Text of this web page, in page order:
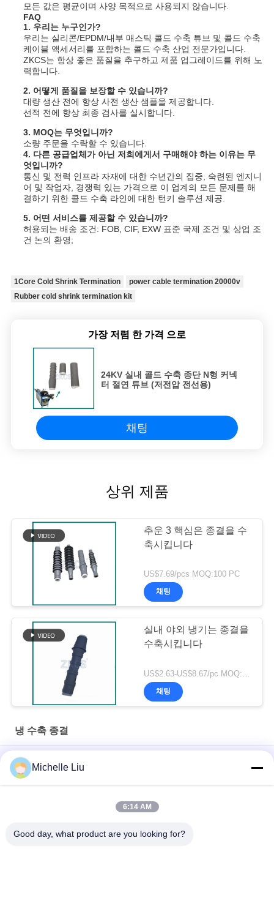
모든 값은 평균이며 사양 목적으로 사용되지 않습니다.
FAQ
1. 우리는 누구인가?
우리는 실리콘/EPDM/내부 매스틱 콜드 수축 튜브 및 콜드 수축
케이블 액세서리를 포함하는 콜드 수축 산업 전문가입니다.
ZKCS는 항상 좋은 품질을 추구하고 제품 업그레이드를 위해 노
력합니다.
2. 어떻게 품질을 보장할 수 있습니까?
대량 생산 전에 항상 사전 생산 샘플을 제공합니다.
선적 전에 항상 최종 검사를 실시합니다.
3. MOQ는 무엇입니까?
소량 주문을 수락할 수 있습니다.
4. 다른 공급업체가 아닌 저희에게서 구매해야 하는 이유는 무
엇입니까?
통신 및 전력 인프라 자재에 대한 수년간의 집중, 숙련된 엔지니
어 및 작업자, 경쟁력 있는 가격으로 이 업계의 모든 문제를 해
결하기 위한 콜드 수축 라인에 대한 턴키 솔루션 제공.
5. 어떤 서비스를 제공할 수 있습니까?
허용되는 배송 조건: FOB, CIF, EXW 표준 국제 조건 및 상업 조
건 논의 환영;
1Core Cold Shrink Termination
power cable termination 20000v
Rubber cold shrink termination kit
가장 저렴 한 가격 으로
24KV 실내 콜드 수축 종단 N형 커넥
터 절연 튜브 (저전압 전선용)
채팅
상위 제품
추운 3 핵심은 종결을 수
축시킵니다
US$7.69/pcs MOQ:100 PC
채팅
실내 야외 냉기는 종결을
수축시킵니다
US$2.63-US$8.67/pc MOQ:300 PC
채팅
냉 수축 종결
24KV 실내 콜드 수축 종단 N형 커넥터 절연 튜브 (저전압 전선
용)
Michelle Liu
6:14 AM
Good day, what product are you looking for?